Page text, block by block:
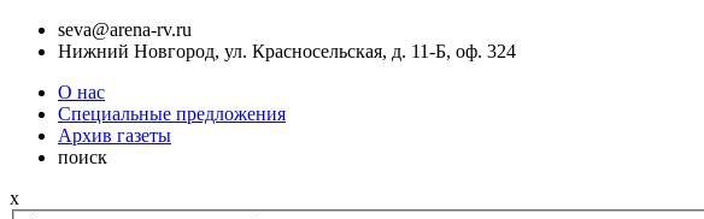
seva@arena-rv.ru
Нижний Новгород, ул. Красносельская, д. 11-Б, оф. 324
О нас
Специальные предложения
Архив газеты
поиск
x